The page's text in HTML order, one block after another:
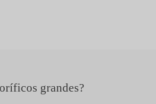
grandes?